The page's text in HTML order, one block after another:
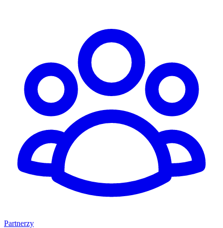
Partnerzy